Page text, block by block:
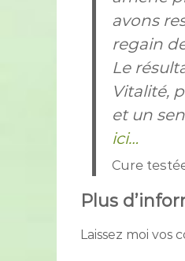
avons
regain
Le
Vitalité,
et un
ici…
Cure
Plus
Laissez moi vos